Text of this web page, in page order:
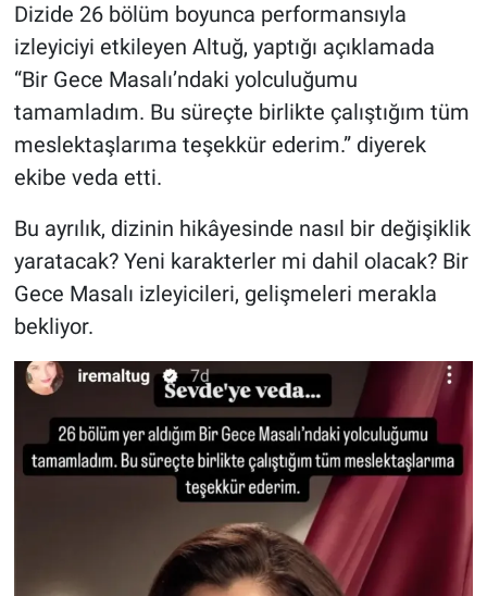
Dizide 26 bölüm boyunca performansıyla
izleyiciyi etkileyen Altuğ, yaptığı açıklamada
“Bir Gece Masalı’ndaki yolculuğumu
tamamladım. Bu süreçte birlikte çalıştığım tüm
meslektaşlarıma teşekkür ederim.” diyerek
ekibe veda etti.
Bu ayrılık, dizinin hikâyesinde nasıl bir değişiklik
yaratacak? Yeni karakterler mi dahil olacak? Bir
Gece Masalı izleyicileri, gelişmeleri merakla
bekliyor.